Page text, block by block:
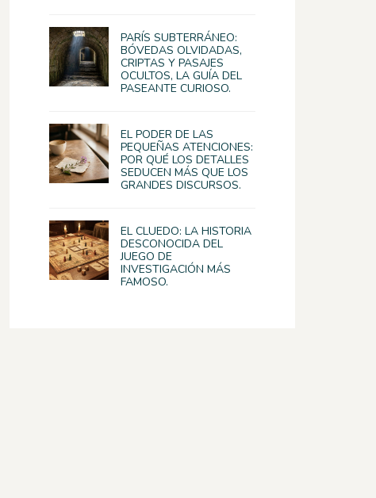
PARÍS SUBTERRÁNEO:
BÓVEDAS OLVIDADAS,
CRIPTAS Y PASAJES
OCULTOS, LA GUÍA DEL
PASEANTE CURIOSO.
EL PODER DE LAS
PEQUEÑAS ATENCIONES:
POR QUÉ LOS DETALLES
SEDUCEN MÁS QUE LOS
GRANDES DISCURSOS.
EL CLUEDO: LA HISTORIA
DESCONOCIDA DEL
JUEGO DE
INVESTIGACIÓN MÁS
FAMOSO.